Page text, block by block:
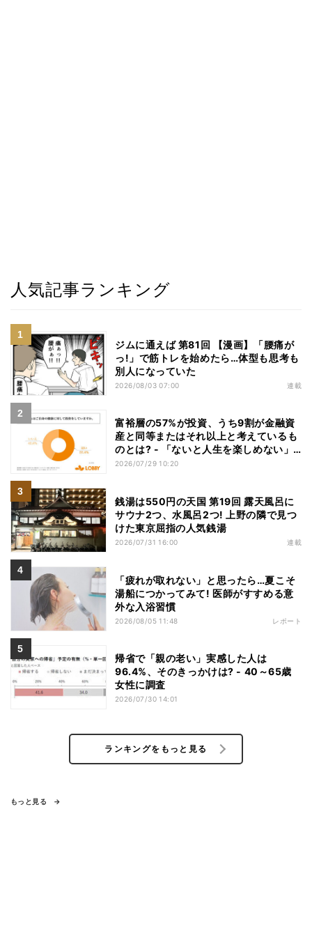
人気記事ランキング
ジムに通えば 第81回 【漫画】「腰痛が
っ!」で筋トレを始めたら…体型も思考も
別人になっていた
2026/08/03 07:00 連載
富裕層の57%が投資、うち9割が金融資
産と同等またはそれ以上と考えているも
のとは? - 「ないと人生を楽しめない」
「人生の幸福度に直結する」「一度失え
2026/07/29 10:20
銭湯は550円の天国 第19回 露天風呂に
サウナ2つ、水風呂2つ! 上野の隣で見つ
けた東京屈指の人気銭湯
2026/07/31 16:00 連載
「疲れが取れない」と思ったら…夏こそ
湯船につかってみて! 医師がすすめる意
外な入浴習慣
2026/08/05 11:48 レポート
帰省で「親の老い」実感した人は
96.4%、そのきっかけは? - 40～65歳
女性に調査
2026/07/30 14:01
ランキングをもっと見る
もっと見る